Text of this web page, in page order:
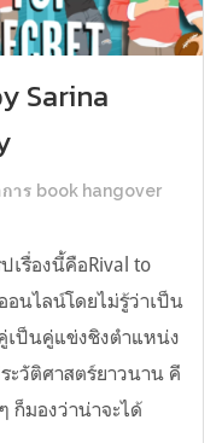
Sarina
าร book hangover
เรื่องนี้คือRival to
นไลน์โดยไม่รู้ว่าเป็น
เป็นคู่แข่งชิงตำแหน่ง
วัติศาสตร์ยาวนาน คี
ก็มองว่าน่าจะได้